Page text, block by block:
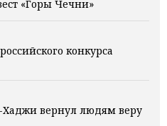
«Горы Чечни»
конкурса
Хаджи вернул людям веру